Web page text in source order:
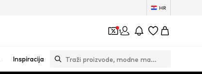
HR
1
Inspiracija